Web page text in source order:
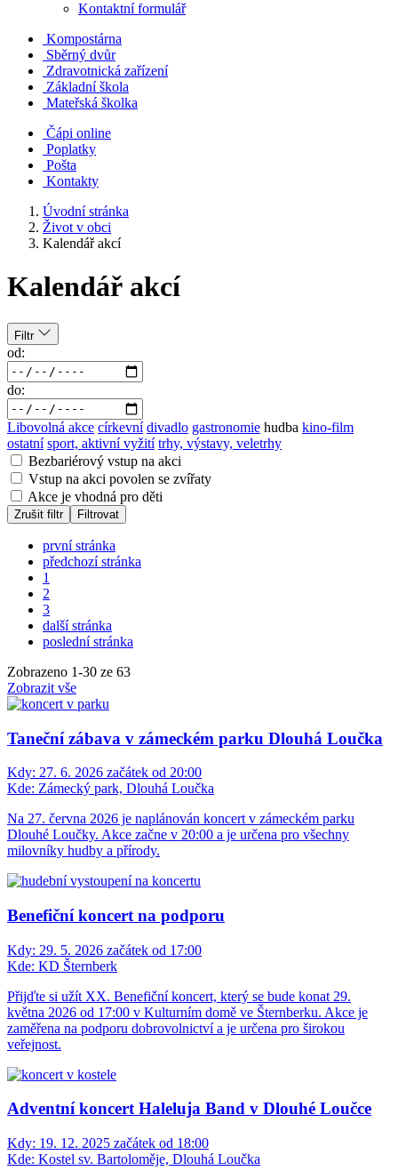
Kontaktní formulář
Kompostárna
Sběrný dvůr
Zdravotnická zařízení
Základní škola
Mateřská školka
Čápi online
Poplatky
Pošta
Kontakty
Úvodní stránka
Život v obci
Kalendář akcí
Kalendář akcí
Filtr
od:
do:
Libovolná akce církevní divadlo gastronomie hudba kino-film
ostatní sport, aktivní vyžití trhy, výstavy, veletrhy
Bezbariérový vstup na akci
Vstup na akci povolen se zvířaty
Akce je vhodná pro děti
Zrušit filtr Filtrovat
první stránka
předchozí stránka
1
2
3
další stránka
poslední stránka
Zobrazeno 1-30 ze 63
Zobrazit vše
Taneční zábava v zámeckém parku Dlouhá Loučka
Kdy: 27. 6. 2026 začátek od 20:00
Kde: Zámecký park, Dlouhá Loučka
Na 27. června 2026 je naplánován koncert v zámeckém parku
Dlouhé Loučky. Akce začne v 20:00 a je určena pro všechny
milovníky hudby a přírody.
Benefiční koncert na podporu
Kdy: 29. 5. 2026 začátek od 17:00
Kde: KD Šternberk
Přijďte si užít XX. Benefiční koncert, který se bude konat 29.
května 2026 od 17:00 v Kulturním domě ve Šternberku. Akce je
zaměřena na podporu dobrovolnictví a je určena pro širokou
veřejnost.
Adventní koncert Haleluja Band v Dlouhé Loučce
Kdy: 19. 12. 2025 začátek od 18:00
Kde: Kostel sv. Bartoloměje, Dlouhá Loučka